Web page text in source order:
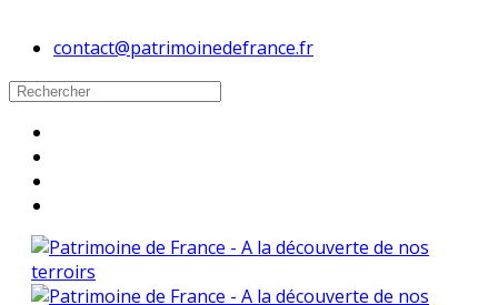
contact@patrimoinedefrance.fr